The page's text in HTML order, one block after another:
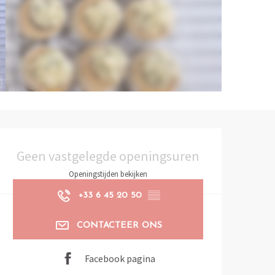
Geen vastgelegde openingsuren
Openingstijden bekijken
+33 6 45 20 50 ▒▒
CONTACTEER ONS
Facebook pagina